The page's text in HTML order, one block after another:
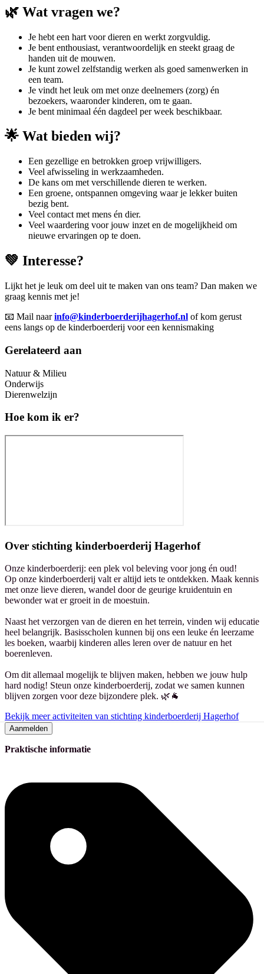
🌿 Wat vragen we?
Je hebt een hart voor dieren en werkt zorgvuldig.
Je bent enthousiast, verantwoordelijk en steekt graag de
handen uit de mouwen.
Je kunt zowel zelfstandig werken als goed samenwerken in
een team.
Je vindt het leuk om met onze deelnemers (zorg) én
bezoekers, waaronder kinderen, om te gaan.
Je bent minimaal één dagdeel per week beschikbaar.
🌟 Wat bieden wij?
Een gezellige en betrokken groep vrijwilligers.
Veel afwisseling in werkzaamheden.
De kans om met verschillende dieren te werken.
Een groene, ontspannen omgeving waar je lekker buiten
bezig bent.
Veel contact met mens én dier.
Veel waardering voor jouw inzet en de mogelijkheid om
nieuwe ervaringen op te doen.
💚 Interesse?
Lijkt het je leuk om deel uit te maken van ons team? Dan maken we
graag kennis met je!
📧 Mail naarinfo@kinderboerderijhagerhof.nl of kom gerust
eens langs op de kinderboerderij voor een kennismaking
Gerelateerd aan
Natuur & Milieu
Onderwijs
Dierenwelzijn
Hoe kom ik er?
Over stichting kinderboerderij Hagerhof
Onze kinderboerderij: een plek vol beleving voor jong én oud!
Op onze kinderboerderij valt er altijd iets te ontdekken. Maak kennis
met onze lieve dieren, wandel door de geurige kruidentuin en
bewonder wat er groeit in de moestuin.
Naast het verzorgen van de dieren en het terrein, vinden wij educatie
heel belangrijk. Basisscholen kunnen bij ons een leuke én leerzame
les boeken, waarbij kinderen alles leren over de natuur en het
boerenleven.
Om dit allemaal mogelijk te blijven maken, hebben we jouw hulp
hard nodig! Steun onze kinderboerderij, zodat we samen kunnen
blijven zorgen voor deze bijzondere plek. 🌿🐐
Bekijk meer activiteiten van stichting kinderboerderij Hagerhof
Aanmelden
Praktische informatie